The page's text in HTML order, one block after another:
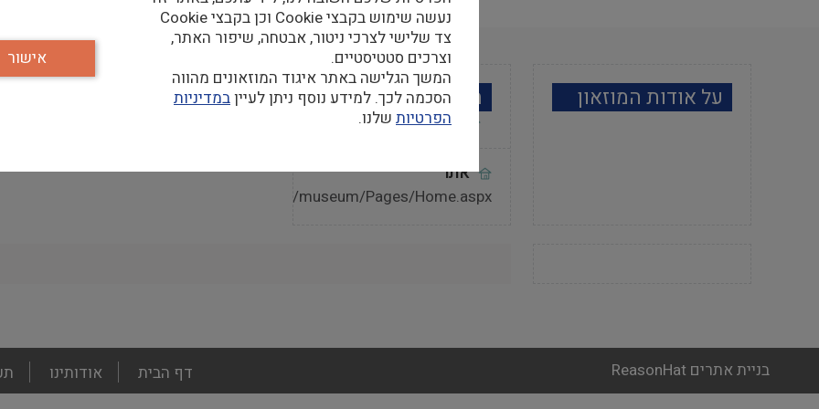
על אודות המוזאון מידע למבקר
אתר
https://supreme.court.gov.il/museum/Pages/Home.aspx
footer
menu
דף הבית אודותינו בניית אתרים ReasonHat
נעשה שימוש בקבצי Cookie וכן בקבצי Cookie
צד שלישי לצרכי ניטור, אבטחה, שיפור האתר,
וצרכים סטטיסטיים.
המשך הגלישה באתר איגוד המוזאונים מהווה
הסכמה לכך. למידע נוסף ניתן לעייןבמדיניות
הפרטיות שלנו.
אישור